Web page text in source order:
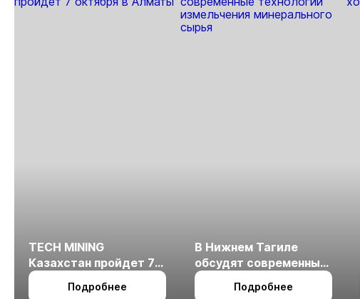
TECH MINING
Казахстан пройдет 7
октября в Алматы
Подробнее
В Нижнем Тагиле
обсудят современные
технологии
измельчения
Подробнее